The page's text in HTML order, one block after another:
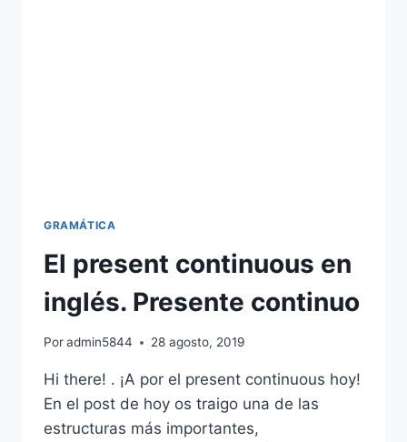
GRAMÁTICA
El present continuous en
inglés. Presente continuo
Poradmin5844 28 agosto, 2019
Hi there! . ¡A por el present continuous hoy!
En el post de hoy os traigo una de las
estructuras más importantes,